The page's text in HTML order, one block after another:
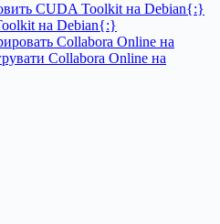
CUDA Toolkit на Debian{:}
на Debian{:}
Collabora Online на
Collabora Online на